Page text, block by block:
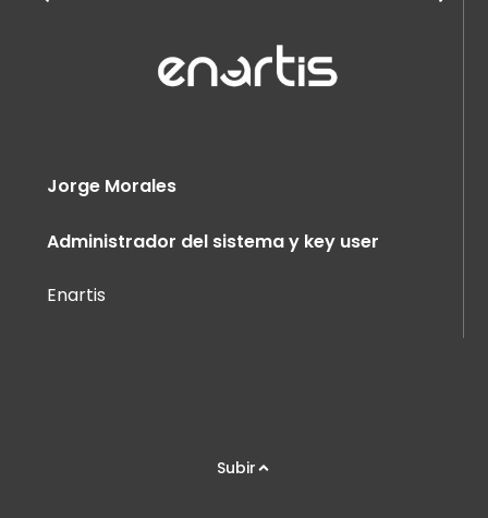
Jorge Morales
Administrador del sistema y key user
Enartis
Subir